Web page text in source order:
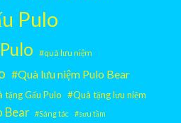
Pulo
#quà lưu niệm
#Quà lưu niệm Pulo Bear
tặng Gấu Pulo #Quà tặng lưu niệm
Bear #Sáng tác
#sưu tầm